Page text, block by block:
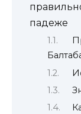
падеже